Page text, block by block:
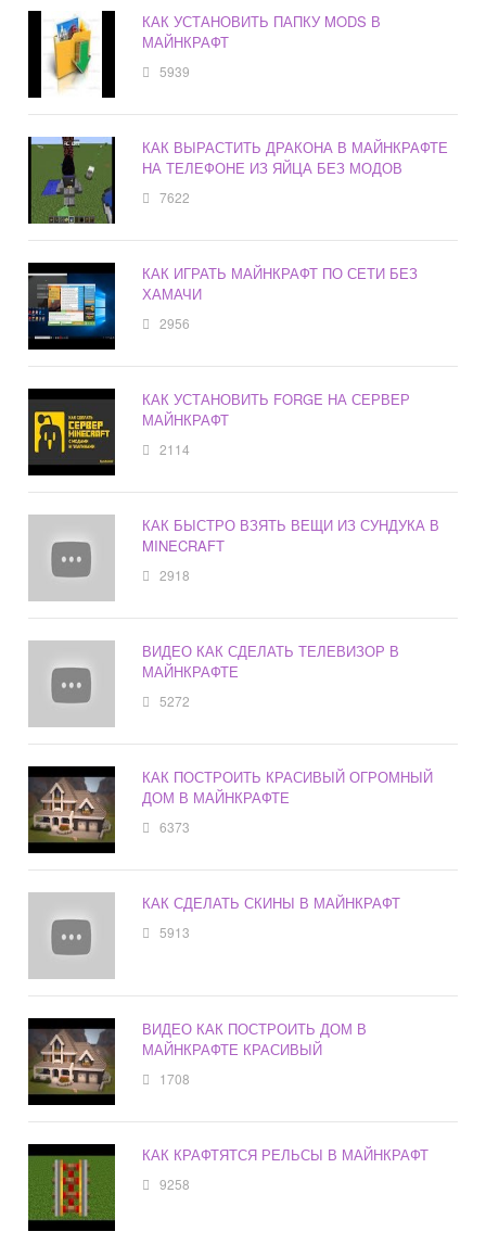
КАК УСТАНОВИТЬ ПАПКУ MODS В
МАЙНКРАФТ
5939
КАК ВЫРАСТИТЬ ДРАКОНА В МАЙНКРАФТЕ
НА ТЕЛЕФОНЕ ИЗ ЯЙЦА БЕЗ МОДОВ
7622
КАК ИГРАТЬ МАЙНКРАФТ ПО СЕТИ БЕЗ
ХАМАЧИ
2956
КАК УСТАНОВИТЬ FORGE НА СЕРВЕР
МАЙНКРАФТ
2114
КАК БЫСТРО ВЗЯТЬ ВЕЩИ ИЗ СУНДУКА В
MINECRAFT
2918
ВИДЕО КАК СДЕЛАТЬ ТЕЛЕВИЗОР В
МАЙНКРАФТЕ
5272
КАК ПОСТРОИТЬ КРАСИВЫЙ ОГРОМНЫЙ
ДОМ В МАЙНКРАФТЕ
6373
КАК СДЕЛАТЬ СКИНЫ В МАЙНКРАФТ
5913
ВИДЕО КАК ПОСТРОИТЬ ДОМ В
МАЙНКРАФТЕ КРАСИВЫЙ
1708
КАК КРАФТЯТСЯ РЕЛЬСЫ В МАЙНКРАФТ
9258